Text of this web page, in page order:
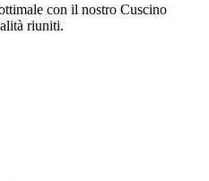
con il nostro Cuscino
riuniti.